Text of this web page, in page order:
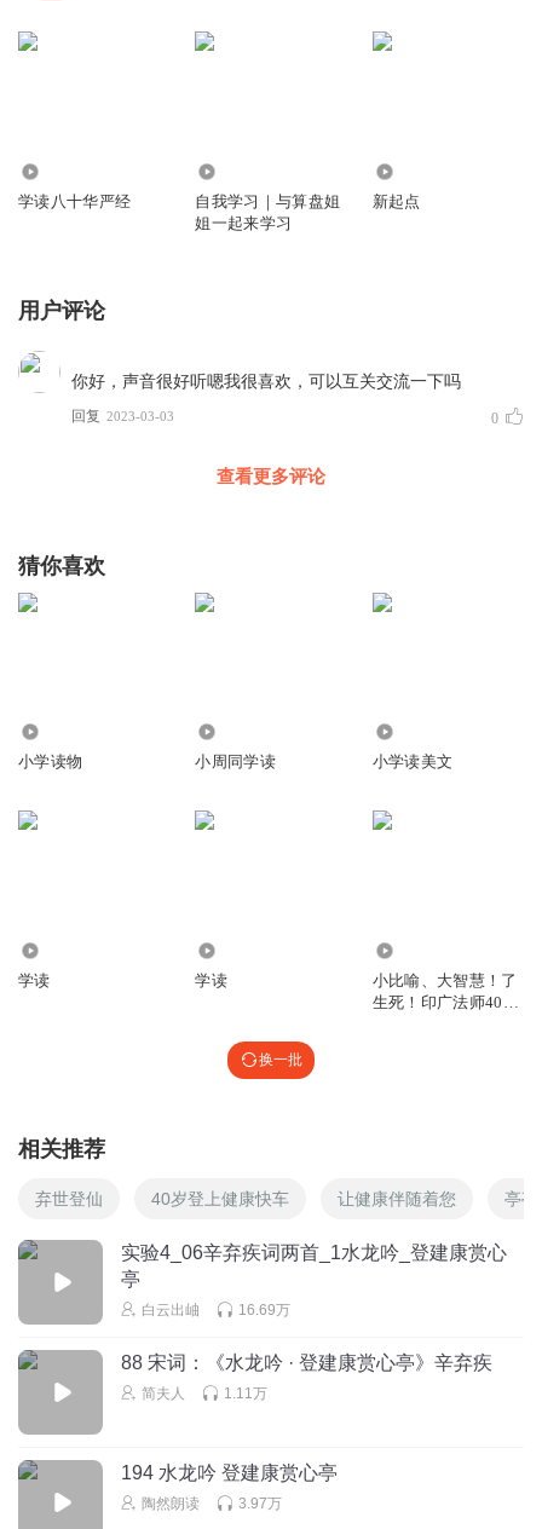
学读八十华严经
自我学习｜与算盘姐
姐一起来学习
新起点
用户评论
你好，声音很好听嗯我很喜欢，可以互关交流一下吗
回复 2023-03-03 0
查看更多评论
猜你喜欢
小学读物 小周同学读 小学读美文
学读 学读
小比喻、大智慧！了
生死！印广法师40
换一批
相关推荐
弃世登仙 40岁登上健康快车 让健康伴随着您 亭亭
实验4_06辛弃疾词两首_1水龙吟_登建康赏心
亭
白云出岫 16.69万
88 宋词：《水龙吟 · 登建康赏心亭》辛弃疾
简夫人 1.11万
194 水龙吟 登建康赏心亭
陶然朗读 3.97万